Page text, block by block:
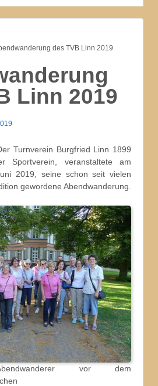
des TVB Linn 2019
Linn 2019
Turnverein Burgfried Linn 1899
Sportverein, veranstaltete am
2019, seine schon seit vielen
gewordene Abendwanderung.
vor dem